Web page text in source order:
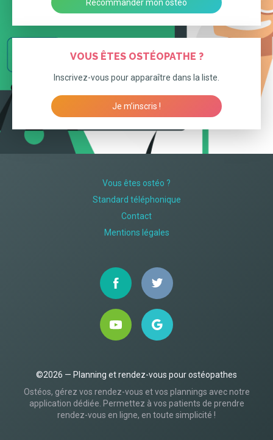
Recommander mon osteo
VOUS ÊTES OSTÉOPATHE ?
Inscrivez-vous pour apparaître dans la liste.
Je m’inscris !
Vous êtes ostéo ?
Standard téléphonique
Contact
Mentions légales
©2026 — Planning et rendez-vous pour ostéopathes
Ostéos, gérez vos rendez-vous et vos plannings avec notre
application dédiée. Permettez à vos patients de prendre
rendez-vous en ligne, en toute simplicité !